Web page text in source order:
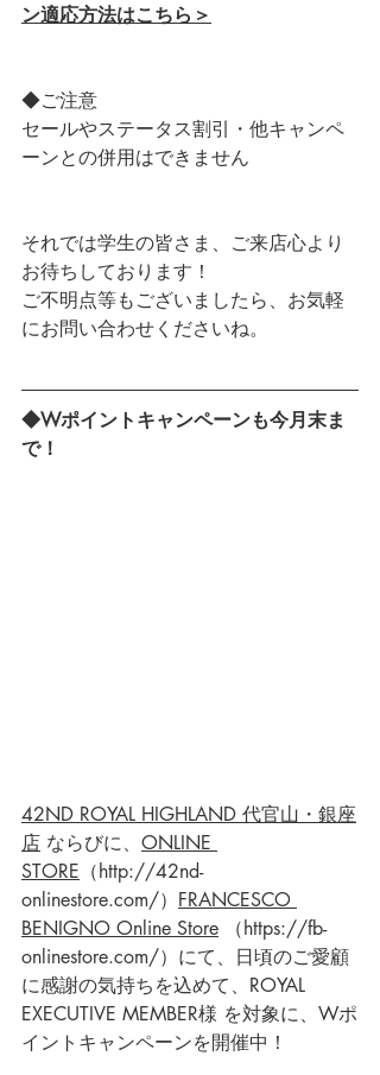
ン適応方法はこちら＞
◆ご注意
セールやステータス割引・他キャンペ
ーンとの併用はできません
それでは学生の皆さま、ご来店心より
お待ちしております！
ご不明点等もございましたら、お気軽
にお問い合わせくださいね。
◆Wポイントキャンペーンも今月末ま
で！
42ND ROYAL HIGHLAND 代官山・銀座
店 ならびに、 ONLINE
STORE （http://42nd-
onlinestore.com/） FRANCESCO
BENIGNO Online Store （https://fb-
onlinestore.com/）にて、日頃のご愛顧
に感謝の気持ちを込めて、 ROYAL
EXECUTIVE MEMBER様 を対象に、Wポ
イントキャンペーンを開催中！